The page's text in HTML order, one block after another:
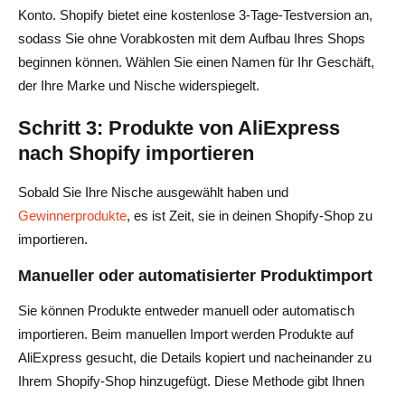
Konto. Shopify bietet eine kostenlose 3-Tage-Testversion an,
sodass Sie ohne Vorabkosten mit dem Aufbau Ihres Shops
beginnen können. Wählen Sie einen Namen für Ihr Geschäft,
der Ihre Marke und Nische widerspiegelt.
Schritt 3: Produkte von AliExpress
nach Shopify importieren
Sobald Sie Ihre Nische ausgewählt haben und
Gewinnerprodukte, es ist Zeit, sie in deinen Shopify-Shop zu
importieren.
Manueller oder automatisierter Produktimport
Sie können Produkte entweder manuell oder automatisch
importieren. Beim manuellen Import werden Produkte auf
AliExpress gesucht, die Details kopiert und nacheinander zu
Ihrem Shopify-Shop hinzugefügt. Diese Methode gibt Ihnen